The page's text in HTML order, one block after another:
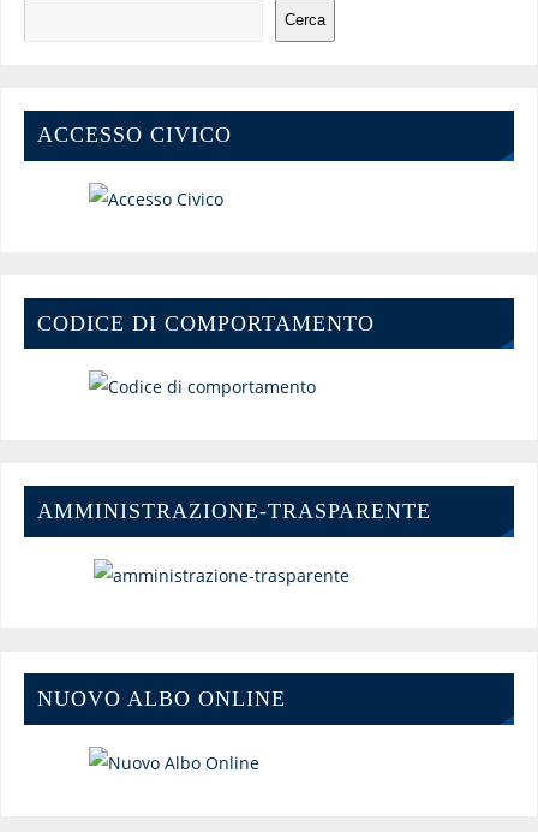
Cerca
ACCESSO CIVICO
CODICE DI COMPORTAMENTO
AMMINISTRAZIONE-TRASPARENTE
NUOVO ALBO ONLINE